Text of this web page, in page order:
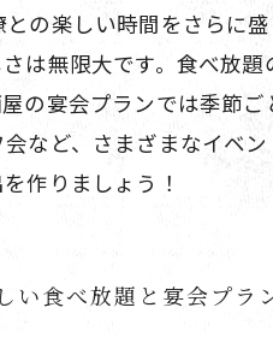
の楽しい時間をさらに
は無限大です。食べ放
の宴会プランでは季節
など、さまざまなイベ
作りましょう！
い食べ放題と宴会プラ